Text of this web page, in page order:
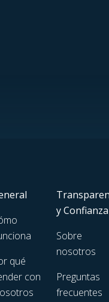
qué
con
y Confianza
Sobre
nosotros
Preguntas
frecuentes